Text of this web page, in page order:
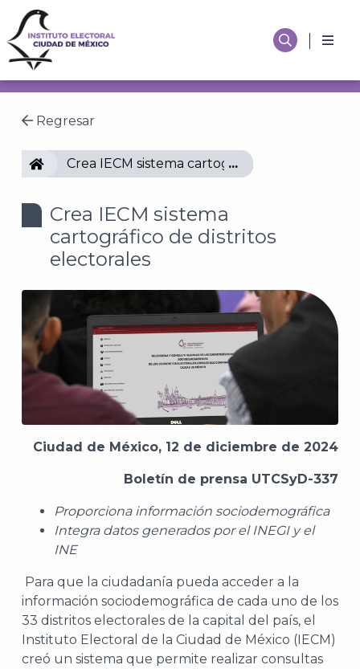
Regresar
IECMCrea IECM sistema cartográfico de distritos
Crea IECM sistema
cartográfico de distritos
electorales
Ciudad de México, 12 de diciembre de 2024
Boletín de prensa UTCSyD-337
Proporciona información sociodemográfica
Integra datos generados por el INEGI y el
INE
Para que la ciudadanía pueda acceder a la
información sociodemográfica de cada uno de los
33 distritos electorales de la capital del país, el
Instituto Electoral de la Ciudad de México (IECM)
creó un sistema que permite realizar consultas